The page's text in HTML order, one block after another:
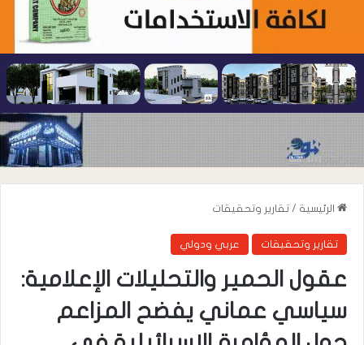
الرئيسية / تقارير وتحقيقات
تقارير وتحقيقات عربي ودولي
عقول الحمير والتحليلات الإعلامية:
سياسي عماني يفضح المزاعم